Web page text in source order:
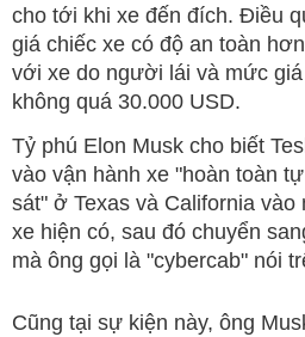
cho tới khi xe đến đích. Điều
giá chiếc xe có độ an toàn
với xe do người lái và mức
không quá 30.000 USD.
Tỷ phú Elon Musk cho biết
vào vận hành xe "hoàn toàn
sát" ở Texas và California
xe hiện có, sau đó chuyển
mà ông gọi là "cybercab" nói
Cũng tại sự kiện này, ông